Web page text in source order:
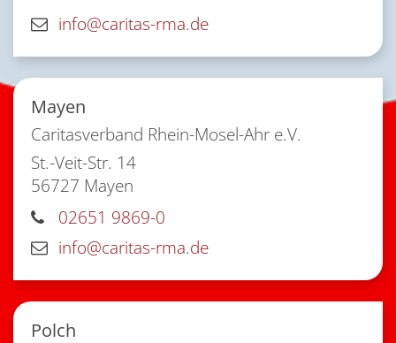
info@caritas-rma.de
Mayen
Caritasverband Rhein-Mosel-Ahr e.V.
St.-Veit-Str. 14
56727 Mayen
02651 9869-0
info@caritas-rma.de
Polch